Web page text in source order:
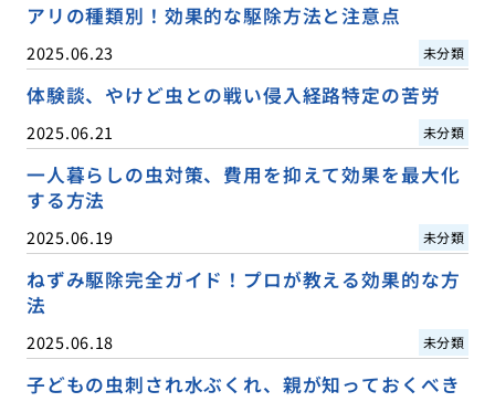
アリの種類別！効果的な駆除方法と注意点
2025.06.23 未分類
体験談、やけど虫との戦い侵入経路特定の苦労
2025.06.21 未分類
一人暮らしの虫対策、費用を抑えて効果を最大化
する方法
2025.06.19 未分類
ねずみ駆除完全ガイド！プロが教える効果的な方
法
2025.06.18 未分類
子どもの虫刺され水ぶくれ、親が知っておくべき